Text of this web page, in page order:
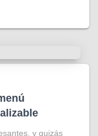
y quizás